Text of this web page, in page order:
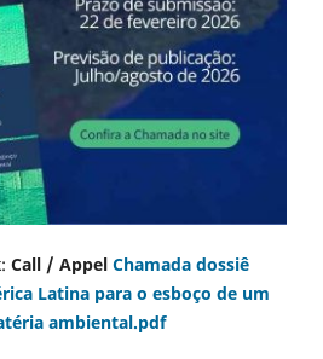
Call / Appel Chamada dossiê
Latina para o esboço de um
ambiental.pdf